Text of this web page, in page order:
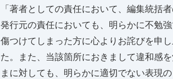
「著者としての責任において、編集統括
発行元の責任においても、明らかに不勉
傷つけてしまった方に心よりお詫びを申
た。また、当該箇所におきまして違和感
まに対しても、明らかに適切でない表現